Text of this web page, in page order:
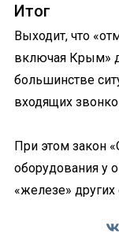
Итог
Выходит, что
включая Крым»
большинстве
входящих
При этом закон
оборудования у
«железе» других